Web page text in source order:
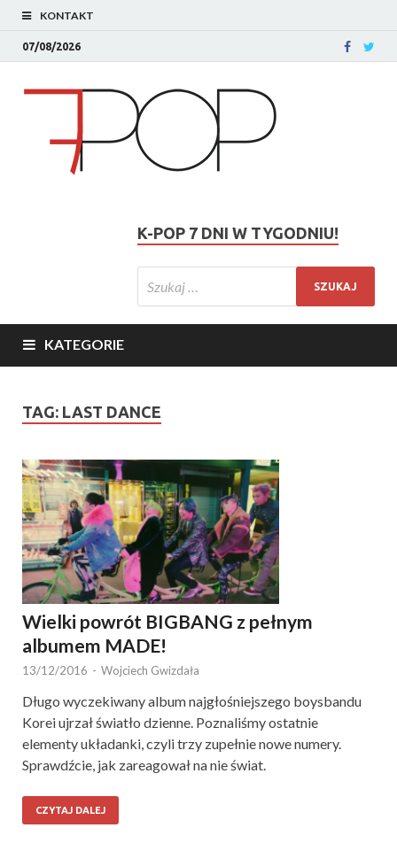
KONTAKT
07/08/2026
K-POP 7 DNI W TYGODNIU!
KATEGORIE
TAG: LAST DANCE
Wielki powrót BIGBANG z pełnym
albumem MADE!
13/12/2016 - Wojciech Gwizdała
Długo wyczekiwany album najgłośniejszego boysbandu
Korei ujrzał światło dzienne. Poznaliśmy ostatnie
elementy układanki, czyli trzy zupełnie nowe numery.
Sprawdźcie, jak zareagował na nie świat.
CZYTAJ DALEJ